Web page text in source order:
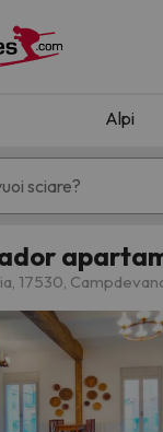
Alpi
+ skipass
17530,